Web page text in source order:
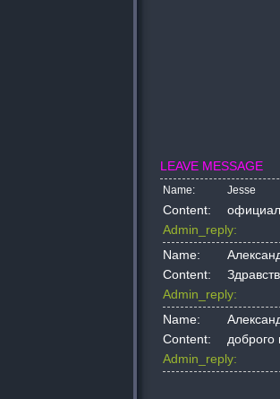
LEAVE MESSAGE
Name: Jesse
Content:
Admin_reply:
Name:
Content:
Admin_reply:
Name:
Content:
доброго
Admin_reply: